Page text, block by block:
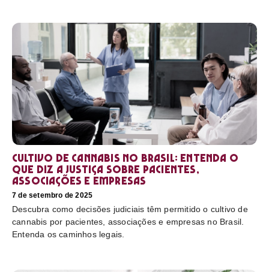
Cultivo de cannabis no Brasil: entenda o
que diz a Justiça sobre pacientes,
associações e empresas
7 de setembro de 2025
Descubra como decisões judiciais têm permitido o cultivo de
cannabis por pacientes, associações e empresas no Brasil.
Entenda os caminhos legais.